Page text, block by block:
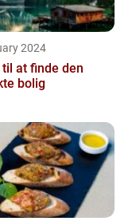
2024
til at finde den
bolig